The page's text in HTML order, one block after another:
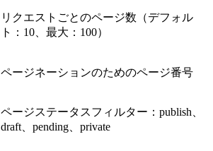
リクエストごとのページ数（デフォル
ト：10、最大：100）
ページネーションのためのページ番号
ページステータスフィルター：publish、
draft、pending、private